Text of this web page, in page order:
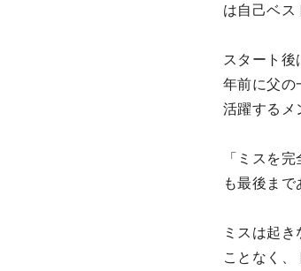
は自己ベス
スタート後
年前に父の
活躍するメ
「ミスを
も最後ま
ミスは起
ことなく、